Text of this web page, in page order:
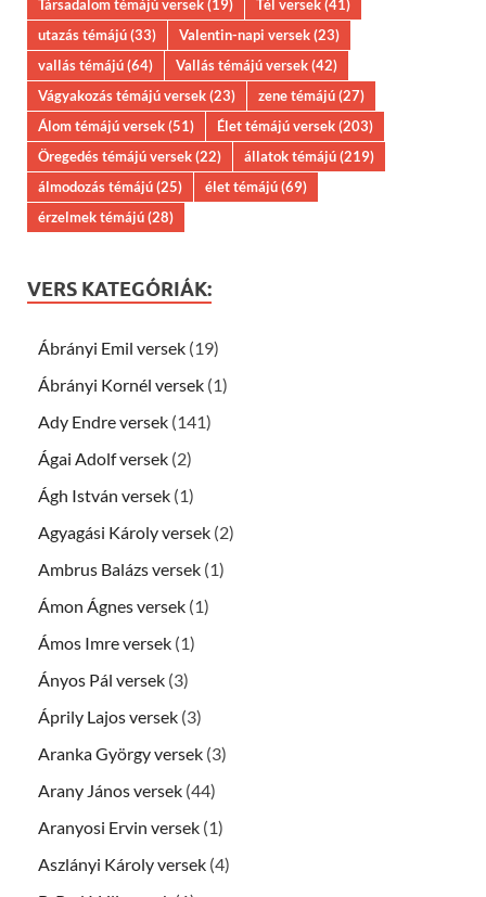
Társadalom témájú versek(19) Tél versek(41)
utazás témájú(33) Valentin-napi versek(23)
vallás témájú(64) Vallás témájú versek(42)
Vágyakozás témájú versek(23) zene témájú(27)
Álom témájú versek(51) Élet témájú versek(203)
Öregedés témájú versek(22) állatok témájú(219)
álmodozás témájú(25) élet témájú(69)
érzelmek témájú(28)
VERS KATEGÓRIÁK:
Ábrányi Emil versek (19)
Ábrányi Kornél versek (1)
Ady Endre versek (141)
Ágai Adolf versek (2)
Ágh István versek (1)
Agyagási Károly versek (2)
Ambrus Balázs versek (1)
Ámon Ágnes versek (1)
Ámos Imre versek (1)
Ányos Pál versek (3)
Áprily Lajos versek (3)
Aranka György versek (3)
Arany János versek (44)
Aranyosi Ervin versek (1)
Aszlányi Károly versek (4)